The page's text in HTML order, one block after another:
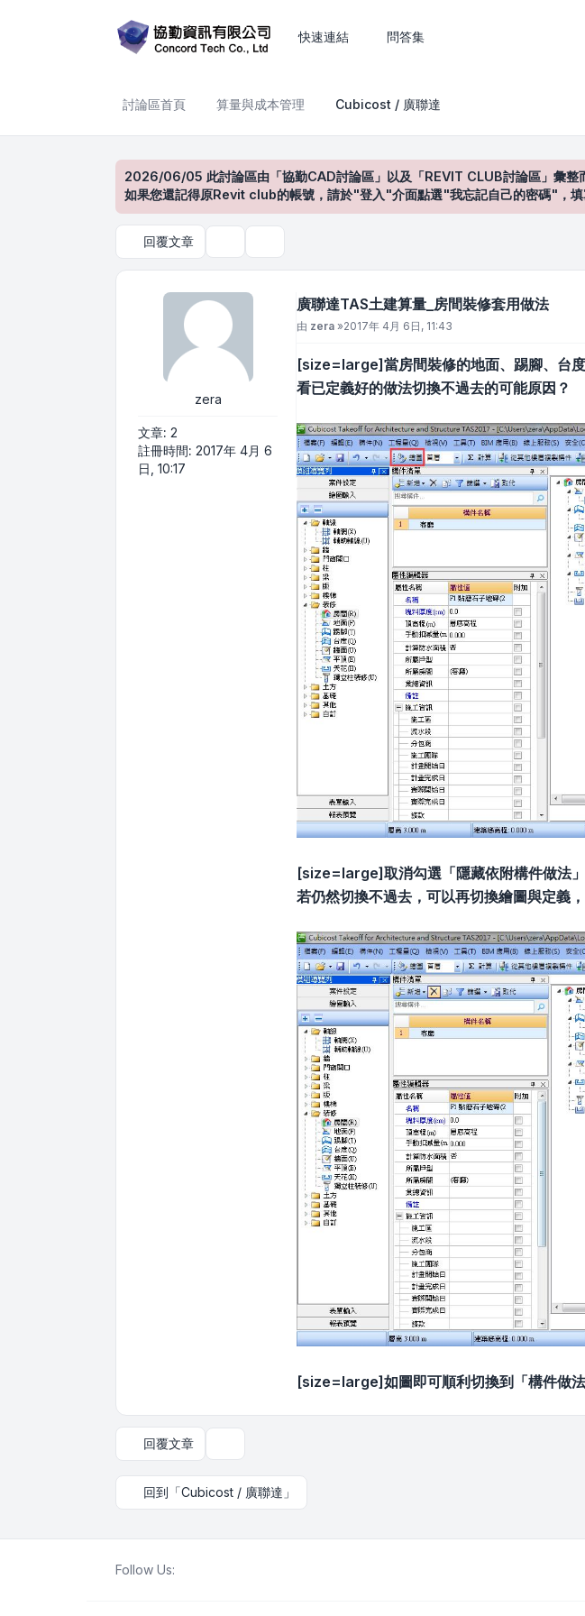
快速連結 問答集
討論區首頁 算量與成本管理 Cubicost / 廣聯達
2026/06/05 此討論區由「協勤CAD討論區」以及「REVIT CLUB討論區」彙整
如果您還記得原Revit club的帳號，請於"登入"介面點選"我忘記自己的密碼"，填
回覆文章
zera
文章: 2
註冊時間: 2017年 4月 6
日, 10:17
廣聯達TAS土建算量_房間裝修套用做法
文章
由 zera »2017年 4月 6日, 11:43
[size=large]當房間裝修的地面、踢腳、台
看已定義好的做法切換不過去的可能原因？
[size=large]取消勾選「隱藏依附構件做法
若仍然切換不過去，可以再切換繪圖與定義
[size=large]如圖即可順利切換到「構件做法
回覆文章
回到「Cubicost / 廣聯達」
Follow Us: